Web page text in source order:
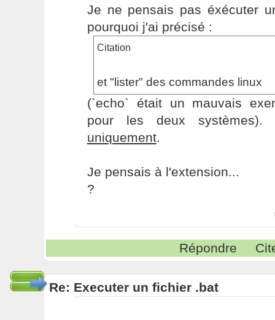
Je ne pensais pas éxécuter
pourquoi j'ai précisé :
Citation
et "lister" des commandes linux
(`echo` était un mauvais
pour les deux systèmes).
uniquement.
Je pensais à l'extension...
?
Répondre
Re: Executer un fichier .bat